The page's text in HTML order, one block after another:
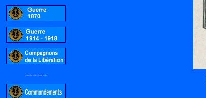
---------